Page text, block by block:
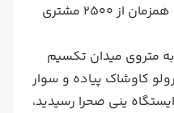
باعث شده است تا این مجموعه همزمان از 2500 مشتری
به متروی میدان تکسیم
کاوشاک پیاده و سوار
ینی صحرا رسیدید،